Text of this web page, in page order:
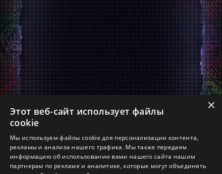
×
Этот веб-сайт использует файлы
cookie
Мы используем файлы cookie для персонализации контента,
рекламы и анализа нашего трафика. Мы также передаем
информацию об использовании вами нашего сайта нашим
партнерам по рекламе и аналитике, которые могут объединять